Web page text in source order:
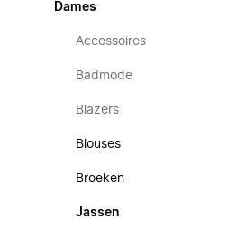
Dames
Accessoires
Badmode
Blazers
Blouses
Broeken
Jassen